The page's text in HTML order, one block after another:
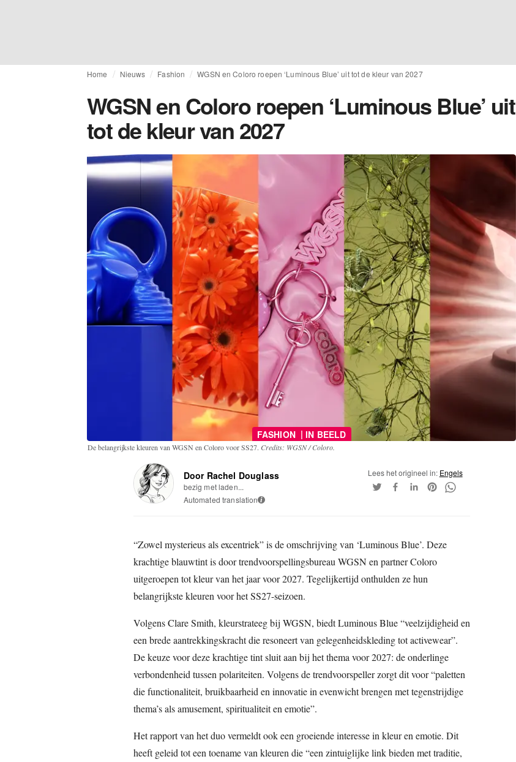
Home Nieuws Fashion WGSN en Coloro roepen ‘Luminous Blue’ uit tot de kleur van 2027
WGSN en Coloro roepen ‘Luminous Blue’ uit
tot de kleur van 2027
FASHION | IN BEELD
De belangrijkste kleuren van WGSN en Coloro voor SS27. Credits: WGSN / Coloro.
Door Rachel Douglass
bezig met laden...
Automated translation i
Lees het origineel in: Engels
“Zowel mysterieus als excentriek” is de omschrijving van ‘Luminous Blue’. Deze
krachtige blauwtint is door trendvoorspellingsbureau WGSN en partner Coloro
uitgeroepen tot kleur van het jaar voor 2027. Tegelijkertijd onthulden ze hun
belangrijkste kleuren voor het SS27-seizoen.
Volgens Clare Smith, kleurstrateeg bij WGSN, biedt Luminous Blue “veelzijdigheid en
een brede aantrekkingskracht die resoneert van gelegenheidskleding tot activewear”.
De keuze voor deze krachtige tint sluit aan bij het thema voor 2027: de onderlinge
verbondenheid tussen polariteiten. Volgens de trendvoorspeller zorgt dit voor “paletten
die functionaliteit, bruikbaarheid en innovatie in evenwicht brengen met tegenstrijdige
thema’s als amusement, spiritualiteit en emotie”.
Het rapport van het duo vermeldt ook een groeiende interesse in kleur en emotie. Dit
heeft geleid tot een toename van kleuren die “een zintuiglijke link bieden met traditie,